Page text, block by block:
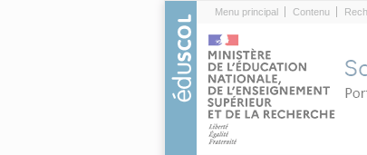
Menu principal Contenu